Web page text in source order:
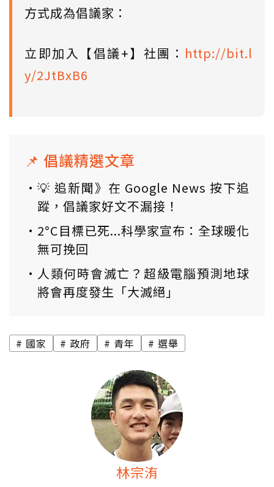
方式成為倡議家：
立即加入【倡議+】社團： http://bit.l
y/2JtBxB6
📌 倡議精選文章
💡 追新聞》在 Google News 按下追
蹤，倡議家好文不漏接！
2°C目標已死...科學家宣布：全球暖化
無可挽回
人類何時會滅亡？超級電腦預測地球
將會再度發生「大滅絕」
國家 政府 青年 選舉
林宗洧